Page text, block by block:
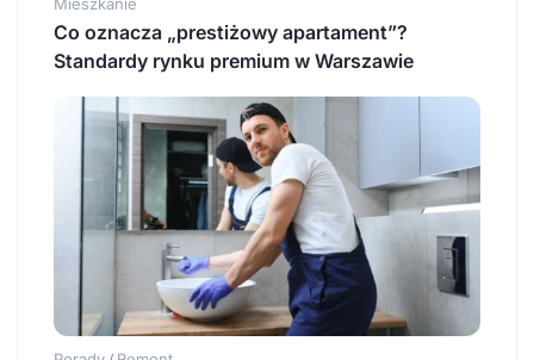
Co oznacza „prestiżowy apartament”?
Standardy rynku premium w Warszawie